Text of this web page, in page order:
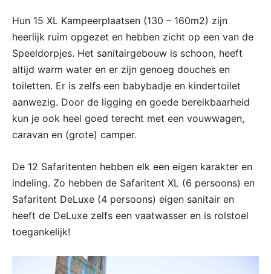
Hun 15 XL Kampeerplaatsen (130 – 160m2) zijn
heerlijk ruim opgezet en hebben zicht op een van de
Speeldorpjes. Het sanitairgebouw is schoon, heeft
altijd warm water en er zijn genoeg douches en
toiletten. Er is zelfs een babybadje en kindertoilet
aanwezig. Door de ligging en goede bereikbaarheid
kun je ook heel goed terecht met een vouwwagen,
caravan en (grote) camper.
De 12 Safaritenten hebben elk een eigen karakter en
indeling. Zo hebben de Safaritent XL (6 persoons) en
Safaritent DeLuxe (4 persoons) eigen sanitair en
heeft de DeLuxe zelfs een vaatwasser en is rolstoel
toegankelijk!